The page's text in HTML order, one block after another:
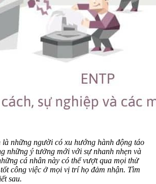
là những người có xu hướng hành động táo
những ý tưởng mới với sự nhanh nhẹn và
cá nhân này có thể vượt qua mọi thử
công việc ở mọi vị trí họ đảm nhận. Tìm
sau.